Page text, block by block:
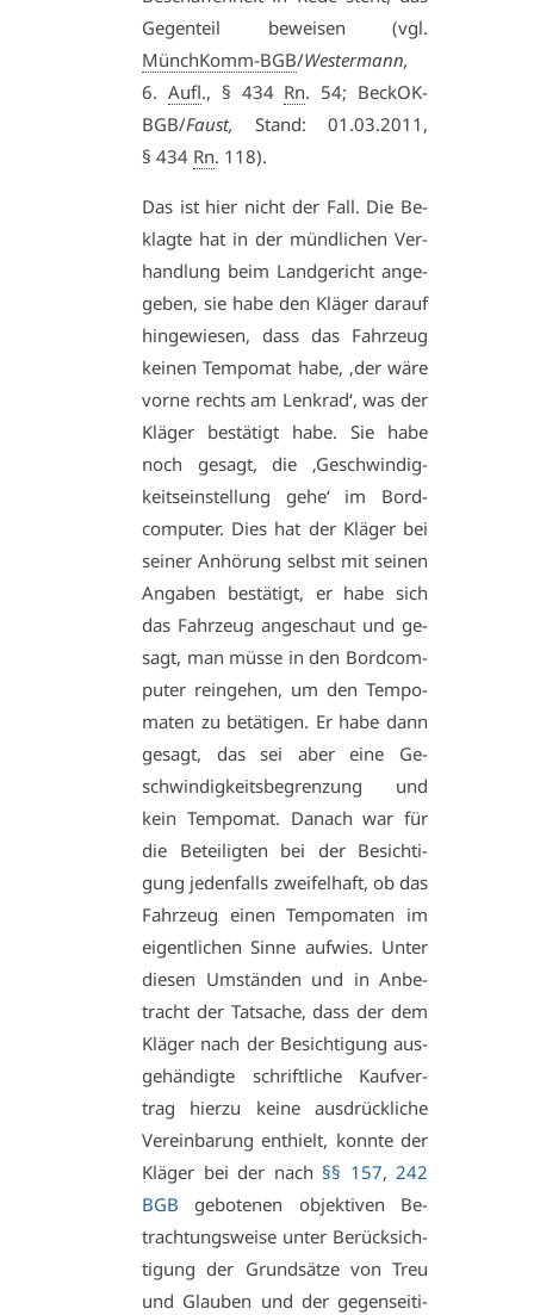
Ge­gen­teil be­wei­sen (vgl.
MünchKomm-BGB/Wes­ter­mann,
6. Aufl., § 434 Rn. 54; Be­ckOK-
BGB/Faust, Stand: 01.03.2011,
§ 434 Rn. 118).
Das ist hier nicht der Fall. Die Be­
klag­te hat in der münd­li­chen Ver­
hand­lung beim Land­ge­richt an­ge­
ge­ben, sie ha­be den Klä­ger dar­auf
hin­ge­wie­sen, dass das Fahr­zeug
kei­nen Tem­po­mat ha­be, ‚der wä­re
vor­ne rechts am Lenk­rad‘, was der
Klä­ger be­stä­tigt ha­be. Sie ha­be
noch ge­sagt, die ‚Ge­schwin­dig­
keits­ein­stel­lung ge­he‘ im Bord­
com­pu­ter. Dies hat der Klä­ger bei
sei­ner An­hö­rung selbst mit sei­nen
An­ga­ben be­stä­tigt, er ha­be sich
das Fahr­zeug an­ge­schaut und ge­
sagt, man müs­se in den Bord­com­
pu­ter rein­ge­hen, um den Tem­po­
ma­ten zu be­tä­ti­gen. Er ha­be dann
ge­sagt, das sei aber ei­ne Ge­
schwin­dig­keits­be­gren­zung und
kein Tem­po­mat. Da­nach war für
die Be­tei­lig­ten bei der Be­sich­ti­
gung je­den­falls zwei­fel­haft, ob das
Fahr­zeug ei­nen Tem­po­ma­ten im
ei­gent­li­chen Sin­ne auf­wies. Un­ter
die­sen Um­stän­den und in An­be­
tracht der Tat­sa­che, dass der dem
Klä­ger nach der Be­sich­ti­gung aus­
ge­hän­dig­te schrift­li­che Kauf­ver­
trag hier­zu kei­ne aus­drück­li­che
Ver­ein­ba­rung ent­hielt, konn­te der
Klä­ger bei der nach §§ 157, 242
BGB ge­bo­te­nen ob­jek­ti­ven Be­
trach­tungs­wei­se un­ter Be­rück­sich­
ti­gung der Grund­sät­ze von Treu
und Glau­ben und der ge­gen­sei­ti­